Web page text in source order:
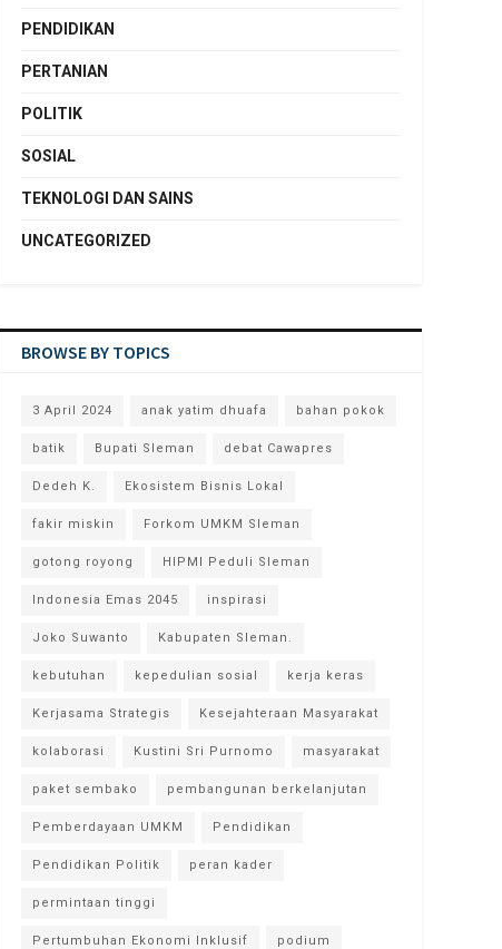
PENDIDIKAN
PERTANIAN
POLITIK
SOSIAL
TEKNOLOGI DAN SAINS
UNCATEGORIZED
BROWSE BY TOPICS
3 April 2024 anak yatim dhuafa bahan pokok
batik Bupati Sleman debat Cawapres
Dedeh K. Ekosistem Bisnis Lokal
fakir miskin Forkom UMKM Sleman
gotong royong HIPMI Peduli Sleman
Indonesia Emas 2045 inspirasi
Joko Suwanto Kabupaten Sleman.
kebutuhan kepedulian sosial kerja keras
Kerjasama Strategis Kesejahteraan Masyarakat
kolaborasi Kustini Sri Purnomo masyarakat
paket sembako pembangunan berkelanjutan
Pemberdayaan UMKM Pendidikan
Pendidikan Politik peran kader
permintaan tinggi
Pertumbuhan Ekonomi Inklusif podium